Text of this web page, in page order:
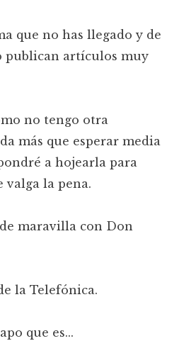
que no has llegado y de
publican artículos muy
no tengo otra
más que esperar media
a hojearla para
valga la pena.
maravilla con Don
la Telefónica.
que es...